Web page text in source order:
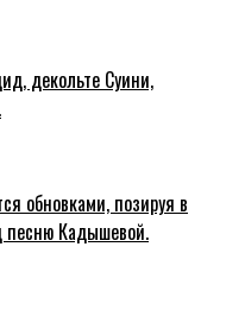
декольте Суини,
обновками, позируя в
песню Кадышевой.